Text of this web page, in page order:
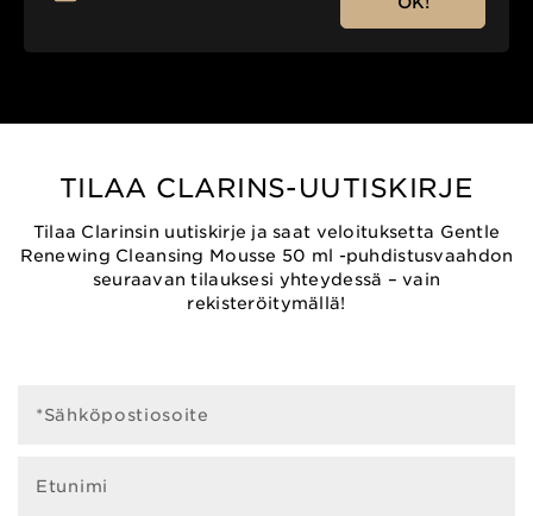
TILAA CLARINS-UUTISKIRJE
Tilaa Clarinsin uutiskirje ja saat veloituksetta Gentle
Renewing Cleansing Mousse 50 ml -puhdistusvaahdon
seuraavan tilauksesi yhteydessä – vain
rekisteröitymällä!
*Sähköpostiosoite
Etunimi